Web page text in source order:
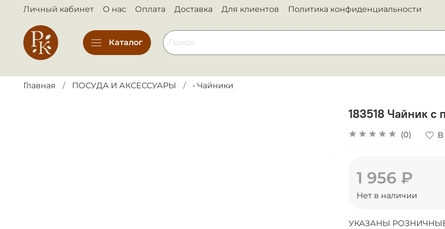
Личный кабинет О нас Оплата Доставка Для клиентов Политика конфиденциальности
Каталог
Главная ПОСУДА И АКСЕССУАРЫ • Чайники
183518 Чайник с
(0)
1 956 ₽
Нет в наличии
УКАЗАНЫ